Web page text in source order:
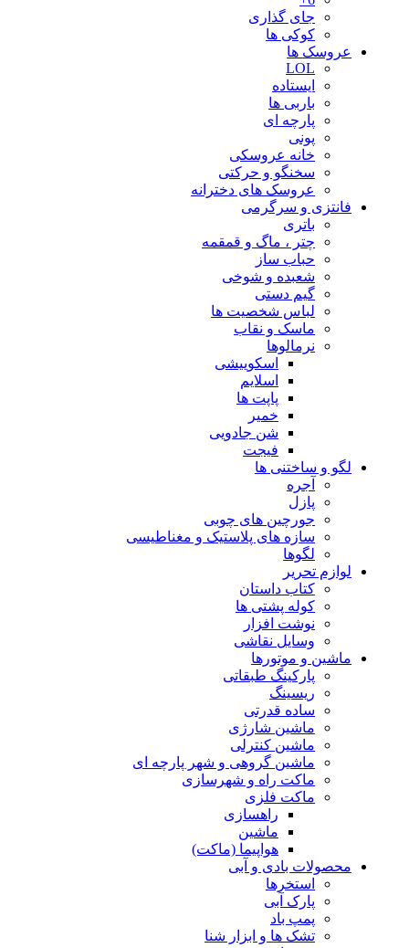
جای گذاری
کوکی ها
عروسک ها
LOL
ایستاده
باربی ها
پارچه ای
پونی
خانه عروسکی
سخنگو و حرکتی
عروسک های دخترانه
فانتزی و سرگرمی
باتری
چتر ، ماگ و قمقمه
حباب ساز
شعبده و شوخی
گیم دستی
لباس شخصیت ها
ماسک و نقاب
نرمالوها
اسکوییشی
اسلایم
پاپت ها
خمیر
شن جادویی
فیجت
لگو و ساختنی ها
آجره
پازل
جورچین های چوبی
سازه های پلاستیک و مغناطیسی
لگوها
لوازم تحریر
کتاب داستان
کوله پشتی ها
نوشت افزار
وسایل نقاشی
ماشین و موتورها
پارکینگ طبقاتی
ریسینگ
ساده قدرتی
ماشین شارژی
ماشین کنترلی
ماشین گروهی و شهر پارچه ای
ماکت راه و شهرسازی
ماکت فلزی
راهسازی
ماشین
هواپیما (ماکت)
محصولات بادی و آبی
استخرها
پارک آبی
پمپ باد
تشک ها و ابزار شنا